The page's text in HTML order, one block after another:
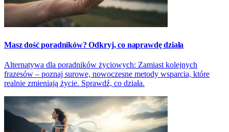
Masz dość poradników? Odkryj, co naprawdę działa
Alternatywa dla poradników życiowych: Zamiast kolejnych
frazesów – poznaj surowe, nowoczesne metody wsparcia, które
realnie zmieniają życie. Sprawdź, co działa.